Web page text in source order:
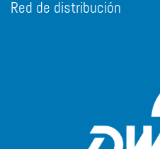
Red de distribución